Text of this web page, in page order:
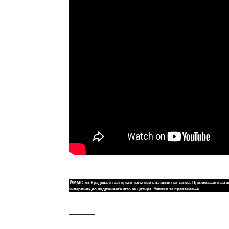
©ММС.мк Крадењето авторски текстови е казниво со закон. Преземањето на
хиперлинк до содржината што се цитира. Услови за превземање